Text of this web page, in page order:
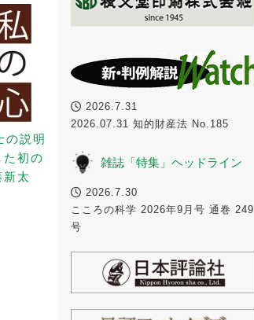
の説明
た初の
太
2026.7.31
2026.07.31 知的財産法 No.185
雑誌「特集」ヘッドライン
2026.7.30
こころの科学 2026年9月号 通巻 249
号